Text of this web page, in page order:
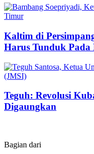
Kaltim di
Harus Tunduk
Teguh: Revolusi
Digaungkan
Bagian dari